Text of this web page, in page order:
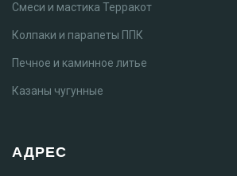
Смеси и мастика Терракот
Колпаки и парапеты ППК
Печное и каминное литье
Казаны чугунные
АДРЕС